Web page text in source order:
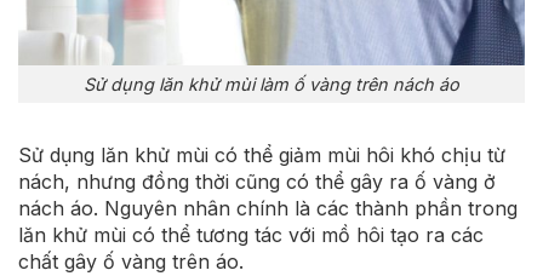
Sử dụng lăn khử mùi làm ố vàng trên nách áo
Sử dụng lăn khử mùi có thể giảm mùi hôi khó chịu từ
nách, nhưng đồng thời cũng có thể gây ra ố vàng ở
nách áo. Nguyên nhân chính là các thành phần trong
lăn khử mùi có thể tương tác với mồ hôi tạo ra các
chất gây ố vàng trên áo.